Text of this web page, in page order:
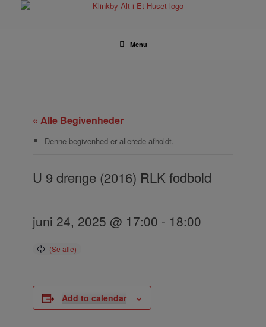
Menu
« Alle Begivenheder
Denne begivenhed er allerede afholdt.
U 9 drenge (2016) RLK fodbold
juni 24, 2025 @ 17:00 - 18:00
Add to calendar